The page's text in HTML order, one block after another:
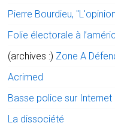
Pierre Bourdieu,
Folie électorale à
(archives :) Zone A
Acrimed
Basse police sur Internet
La dissociété